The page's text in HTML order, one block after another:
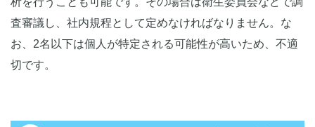
査審議し、社内規程として定めなければなりません。な
お、2名以下は個人が特定される可能性が高いため、不適
切です。